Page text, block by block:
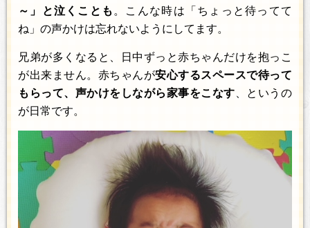
～」と泣くことも 。こんな時は「ちょっと待ってて
ね」の声かけは忘れないようにしてます。
兄弟が多くなると、日中ずっと赤ちゃんだけを抱っこ
が出来ません。赤ちゃんが安心するスペースで待って
もらって、声かけをしながら家事をこなす 、というの
が日常です。